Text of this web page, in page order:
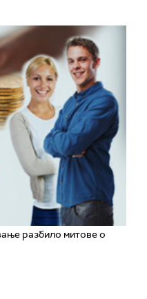
разбило митове о